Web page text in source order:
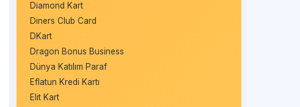
Diamond Kart
Diners Club Card
DKart
Dragon Bonus Business
Dünya Katılım Paraf
Eflatun Kredi Kartı
Elit Kart